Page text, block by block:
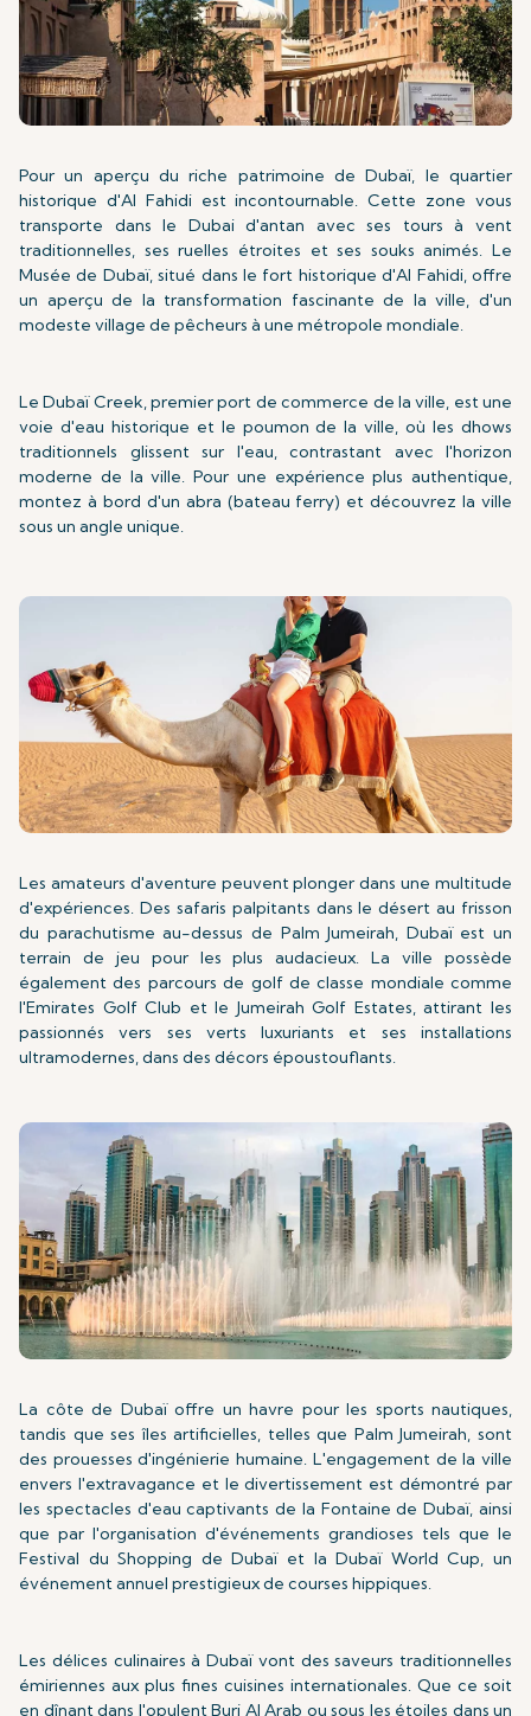
Pour un aperçu du riche patrimoine de Dubaï, le quartier
historique d'Al Fahidi est incontournable. Cette zone vous
transporte dans le Dubai d'antan avec ses tours à vent
traditionnelles, ses ruelles étroites et ses souks animés. Le
Musée de Dubaï, situé dans le fort historique d'Al Fahidi, offre
un aperçu de la transformation fascinante de la ville, d'un
modeste village de pêcheurs à une métropole mondiale.
Le Dubaï Creek, premier port de commerce de la ville, est une
voie d'eau historique et le poumon de la ville, où les dhows
traditionnels glissent sur l'eau, contrastant avec l'horizon
moderne de la ville. Pour une expérience plus authentique,
montez à bord d'un abra (bateau ferry) et découvrez la ville
sous un angle unique.
Les amateurs d'aventure peuvent plonger dans une multitude
d'expériences. Des safaris palpitants dans le désert au frisson
du parachutisme au-dessus de Palm Jumeirah, Dubaï est un
terrain de jeu pour les plus audacieux. La ville possède
également des parcours de golf de classe mondiale comme
l'Emirates Golf Club et le Jumeirah Golf Estates, attirant les
passionnés vers ses verts luxuriants et ses installations
ultramodernes, dans des décors époustouflants.
La côte de Dubaï offre un havre pour les sports nautiques,
tandis que ses îles artificielles, telles que Palm Jumeirah, sont
des prouesses d'ingénierie humaine. L'engagement de la ville
envers l'extravagance et le divertissement est démontré par
les spectacles d'eau captivants de la Fontaine de Dubaï, ainsi
que par l'organisation d'événements grandioses tels que le
Festival du Shopping de Dubaï et la Dubaï World Cup, un
événement annuel prestigieux de courses hippiques.
Les délices culinaires à Dubaï vont des saveurs traditionnelles
émiriennes aux plus fines cuisines internationales. Que ce soit
en dînant dans l'opulent Burj Al Arab ou sous les étoiles dans un